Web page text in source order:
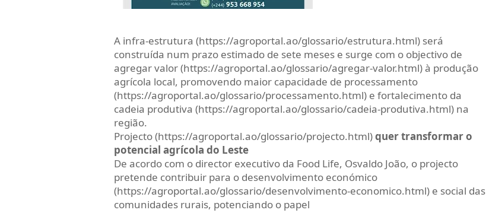
A infra-estrutura (https://agroportal.ao/glossario/estrutura.html) será
construída num prazo estimado de sete meses e surge com o objectivo de
agregar valor (https://agroportal.ao/glossario/agregar-valor.html) à produção
agrícola local, promovendo maior capacidade de processamento
(https://agroportal.ao/glossario/processamento.html) e fortalecimento da
cadeia produtiva (https://agroportal.ao/glossario/cadeia-produtiva.html) na
região.
Projecto (https://agroportal.ao/glossario/projecto.html)quer transformar o
potencial agrícola do Leste
De acordo com o director executivo da Food Life, Osvaldo João, o projecto
pretende contribuir para o desenvolvimento económico
(https://agroportal.ao/glossario/desenvolvimento-economico.html) e social das
comunidades rurais, potenciando o papel